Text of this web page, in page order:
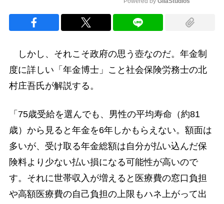
しかし、それこそ政府の思う壺なのだ。年金制
度に詳しい「年金博士」こと社会保険労務士の北
村庄吾氏が解説する。
「75歳受給を選んでも、男性の平均寿命（約81
歳）から見ると年金を6年しかもらえない。額面は
多いが、受け取る年金総額は自分が払い込んだ保
険料より少ない払い損になる可能性が高いので
す。それに世帯収入が増えると医療費の窓口負担
や高額医療費の自己負担の上限もハネ上がって出